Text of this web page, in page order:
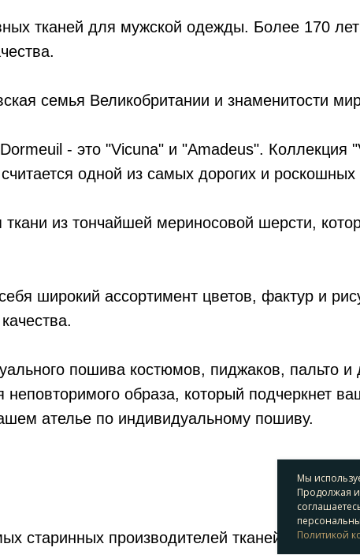
тканей для мужской одежды. Более 170
семья Великобритании и знаменитости
- это "Vicuna" и "Amadeus". Коллекция
одной из самых дорогих и
из тончайшей мериносовой шерсти,
широкий ассортимент цветов, фактур и
пошива костюмов, пиджаков, пальто
образа, который подчеркнет
ателье по индивидуальному пошиву.
старинных производителей тканей для
Мы
Продолжая
Политикой